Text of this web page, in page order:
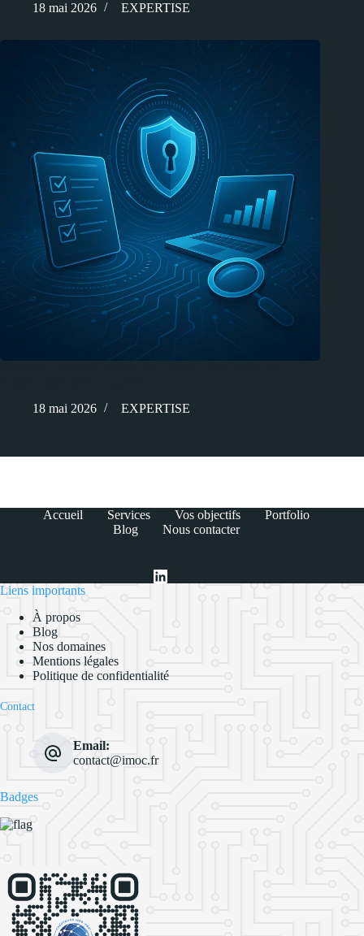
18 mai 2026
EXPERTISE
18 mai 2026
EXPERTISE
Accueil Services Vos objectifs
Portfolio
Blog
Nous contacter
Liens importants
À propos
Blog
Nos domaines
Mentions légales
Politique de confidentialité
Contact
Email:
contact@imoc.fr
Badges